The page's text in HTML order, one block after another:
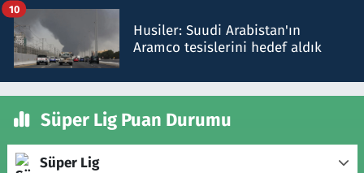
Husiler: Suudi Arabistan'ın
Aramco tesislerini hedef aldık
10
Süper Lig Puan Durumu
Süper Lig